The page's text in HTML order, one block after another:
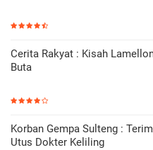
Cerita Rakyat : Kisah
Buta
Korban Gempa Sulteng :
Utus Dokter Keliling